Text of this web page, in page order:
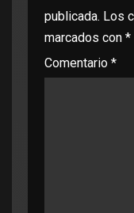
publicada. Los
marcados con *
Comentario *